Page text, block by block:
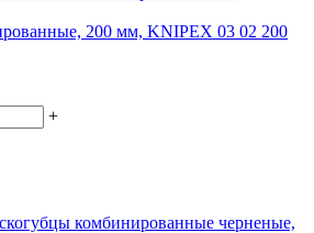
200 мм, KNIPEX 03 02 200
+